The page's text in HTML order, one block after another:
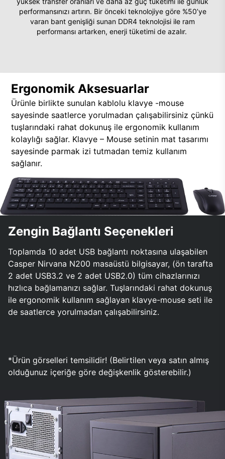
performansınızı artırın. Bir önceki teknolojiye göre %50’ye
varan bant genişliği sunan DDR4 teknolojisi ile ram
performansı artarken, enerji tüketimi de azalır.
Ergonomik Aksesuarlar
Ürünle birlikte sunulan kablolu klavye -mouse
sayesinde saatlerce yorulmadan çalışabilirsiniz çünkü
tuşlarındaki rahat dokunuş ile ergonomik kullanım
kolaylığı sağlar. Klavye – Mouse setinin mat tasarımı
sayesinde parmak izi tutmadan temiz kullanım
sağlanır.
Zengin Bağlantı Seçenekleri
Toplamda 10 adet USB bağlantı noktasına ulaşabilen
Casper Nirvana N200 masaüstü bilgisayar, (ön tarafta
2 adet USB3.2 ve 2 adet USB2.0) tüm cihazlarınızı
hızlıca bağlamanızı sağlar. Tuşlarındaki rahat dokunuş
ile ergonomik kullanım sağlayan klavye-mouse seti ile
de saatlerce yorulmadan çalışabilirsiniz.
*Ürün görselleri temsilidir! (Belirtilen veya satın almış
olduğunuz içeriğe göre değişkenlik gösterebilir.)